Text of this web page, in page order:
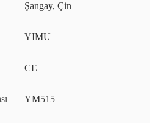
Şangay, Çin
YIMU
CE
YM515